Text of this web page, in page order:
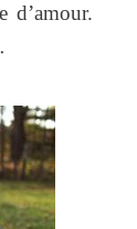
d’amour.